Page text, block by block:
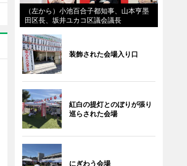
（左から）小池百合子都知事、山本亨墨
田区長、坂井ユカコ区議会議長
装飾された会場入り口
紅白の提灯とのぼりが張り
巡らされた会場
にぎわう会場